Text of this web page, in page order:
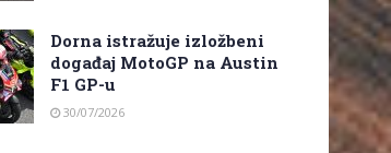
Dorna istražuje izložbeni
događaj MotoGP na Austin
F1 GP-u
30/07/2026